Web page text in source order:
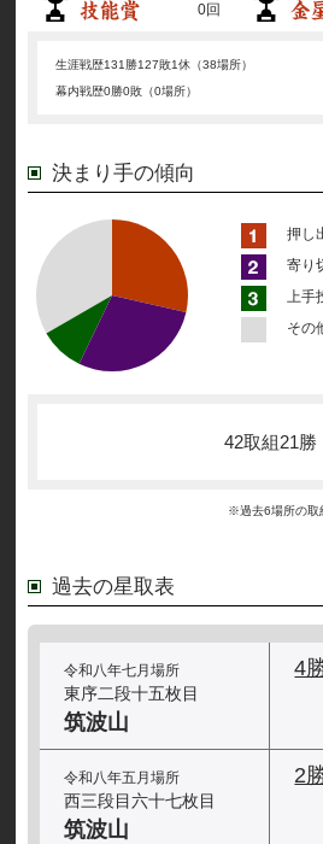
0回
生涯戦歴131勝127敗1休（38場所）
幕内戦歴0勝0敗（0場所）
決まり手の傾向
押し
寄り
上手
その
42取組21勝
※過去6場所の取
過去の星取表
令和八年七月場所
東序二段十五枚目
筑波山
4
令和八年五月場所
西三段目六十七枚目
筑波山
2